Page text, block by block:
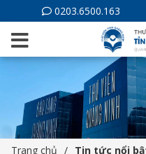
0203.6500.163
Trang chủ Tin tức nổi